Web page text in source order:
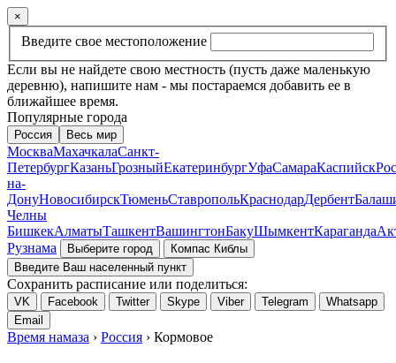
×
Введите свое местоположение
Если вы не найдете свою местность (пусть даже маленькую
деревню), напишите нам - мы постараемся добавить ее в
ближайшее время.
Популярные города
Россия Весь мир
МоскваМахачкалаСанкт-
ПетербургКазаньГрозныйЕкатеринбургУфаСамараКаспийск
на-
ДонуНовосибирскТюменьСтавропольКраснодарДербент
Челны
БишкекАлматыТашкентВашингтонБакуШымкентКараганда
Рузнама
Выберите город
Компас Киблы
Введите Ваш населенный пункт
Сохранить расписание или поделиться:
VK Facebook Twitter Skype Viber Telegram
Whatsapp
Email
Время намаза › Россия › Кормовое